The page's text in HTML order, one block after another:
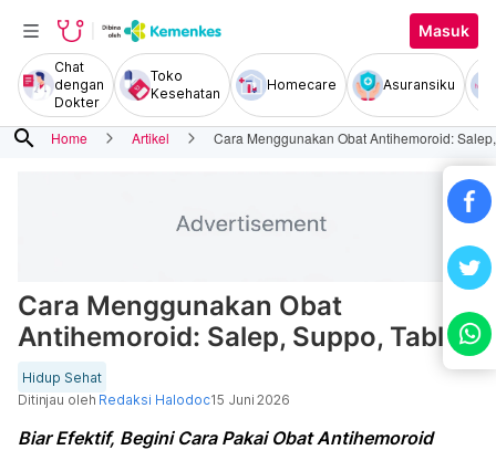
Masuk
Chat
dengan
Dokter
Toko
Kesehatan
Homecare Asuransiku
search Home Artikel Cara Menggunakan Obat Antihemoroid:
Cara Menggunakan Obat
Antihemoroid: Salep, Suppo, Tablet
Hidup Sehat
Ditinjau oleh Redaksi Halodoc15 Juni 2026
Biar Efektif, Begini Cara Pakai Obat Antihemoroid